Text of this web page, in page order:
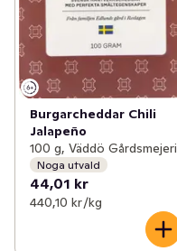
Burgarcheddar Chili
Jalapeño
100 g, Väddö Gårdsmejeri
Noga utvald
44,01 kr
440,10 kr /kg